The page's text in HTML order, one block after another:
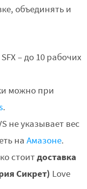
объединять и
– до 10 рабочих
можно при
.
не указывает вес
на Амазоне.
стоитдоставка
Сикрет) Love